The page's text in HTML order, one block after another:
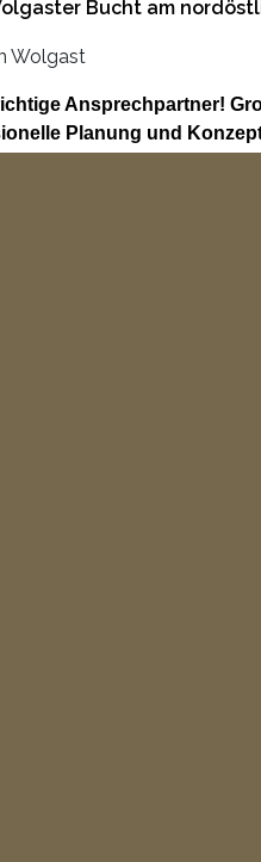
Bucht am
Ansprechpartner!
Planung und